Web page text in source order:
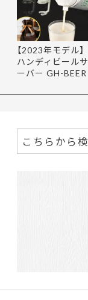
【2023年モデル】
ハンディビールサ
ーバー GH-BEER